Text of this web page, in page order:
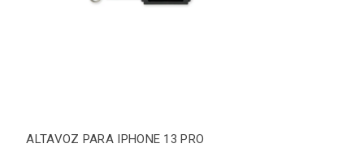
ALTAVOZ PARA IPHONE 13 PRO